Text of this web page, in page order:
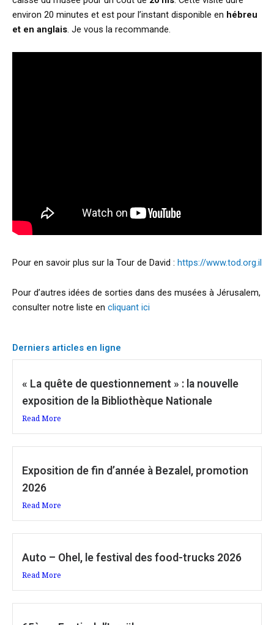
environ 20 minutes et est pour l’instant disponible en hébreu
et en anglais. Je vous la recommande.
Pour en savoir plus sur la Tour de David : https://www.tod.org.il
Pour d’autres idées de sorties dans des musées à Jérusalem,
consulter notre liste en cliquant ici
Derniers articles en ligne
« La quête de questionnement » : la nouvelle
exposition de la Bibliothèque Nationale
Read More
Exposition de fin d’année à Bezalel, promotion
2026
Read More
Auto – Ohel, le festival des food-trucks 2026
Read More